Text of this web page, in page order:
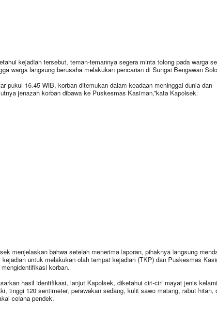
kejadian tersebut, teman-temannya segera minta tolong pada warga
warga langsung berusaha melakukan pencarian di Sungai Bengawan
pukul 16.45 WIB, korban ditemukan dalam keadaan meninggal dunia dan
jenazah korban dibawa ke Puskesmas Kasiman,”kata Kapolsek.
menjelaskan bahwa setelah menerima laporan, pihaknya langsung
kejadian untuk melakukan olah tempat kejadian (TKP) dan Puskesmas
korban.
hasil identifikasi, lanjut Kapolsek, diketahui ciri-ciri mayat jenis
tinggi 120 sentimeter, perawakan sedang, kulit sawo matang, rabut hitan,
celana pendek.